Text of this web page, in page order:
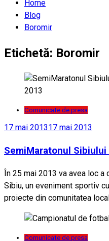
Home
Blog
Boromir
Etichetă: Boromir
Comunicate de presa
17 mai 201317 mai 2013
SemiMaratonul
În 25 mai 2013 va avea loc
Sibiu, un eveniment sportiv
proiecte din comunitatea
Comunicate de presa